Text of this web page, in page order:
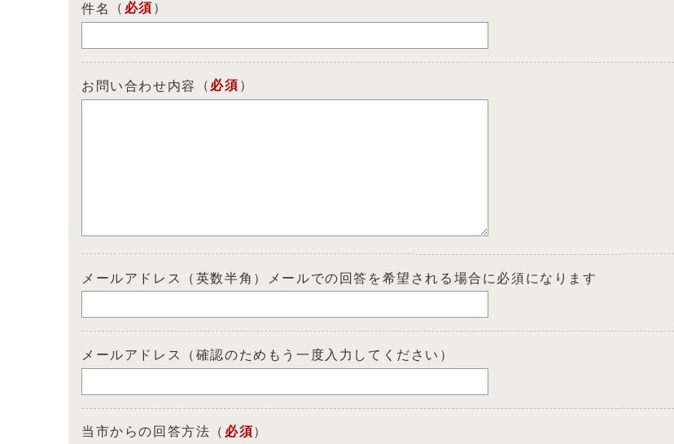
件名 （ 必須 ）
お問い合わせ内容 （ 必須 ）
メールアドレス（英数半角）メールでの回答を希望される場合に必須になります
メールアドレス（確認のためもう一度入力してください）
当市からの回答方法 （ 必須）